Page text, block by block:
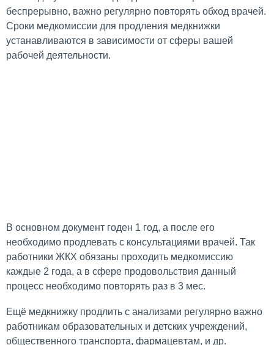
беспрерывно, важно регулярно повторять обход врачей.
Сроки медкомиссии для продления медкнижки
устанавливаются в зависимости от сферы вашей
рабочей деятельности.
В основном документ годен 1 год, а после его
необходимо продлевать с консультациями врачей. Так
работники ЖКХ обязаны проходить медкомиссию
каждые 2 года, а в сфере продовольствия данный
процесс необходимо повторять раз в 3 мес.
Ещё медкнижку продлить с анализами регулярно важно
работникам образовательных и детских учреждений,
общественного транспорта, фармацевтам, и др.